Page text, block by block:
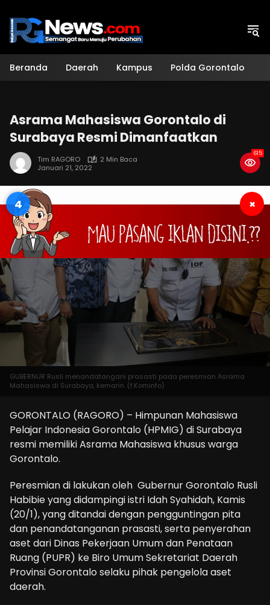
konten
Beranda Daerah Kampus Polda Gorontalo
Asrama Mahasiswa Gorontalo di
Surabaya Resmi Dimanfaatkan
Tim RAGORO
2 Min Baca
Januari 21, 2022
615
3 ×
GUBERNUR Rusli menandatangani prasasti pada peresmian Asrama
Mahasiswa di Surabaya, kemarin. (f.Kominfo)
GORONTALO (RAGORO) – Himpunan Mahasiswa
Pelajar Indonesia Gorontalo (HPMIG) di Surabaya
resmi memiliki Asrama Mahasiswa khusus warga
Gorontalo.
Peresmian di lakukan oleh Gubernur Gorontalo Rusli
Habibie yang didampingi istri Idah Syahidah, Kamis
(20/1), yang ditandai dengan pengguntingan pita
dan penandatanganan prasasti, serta penyerahan
aset dari Dinas Pekerjaan Umum dan Penataan
Ruang (PUPR) ke Biro Umum Sekretariat Daerah
Provinsi Gorontalo selaku pihak pengelola aset
daerah.